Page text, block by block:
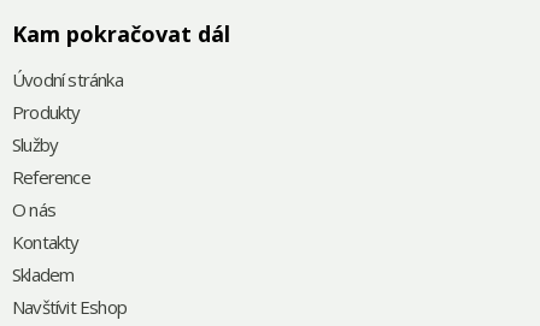
Kam pokračovat dál
Úvodní stránka
Produkty
Služby
Reference
O nás
Kontakty
Skladem
Navštívit Eshop